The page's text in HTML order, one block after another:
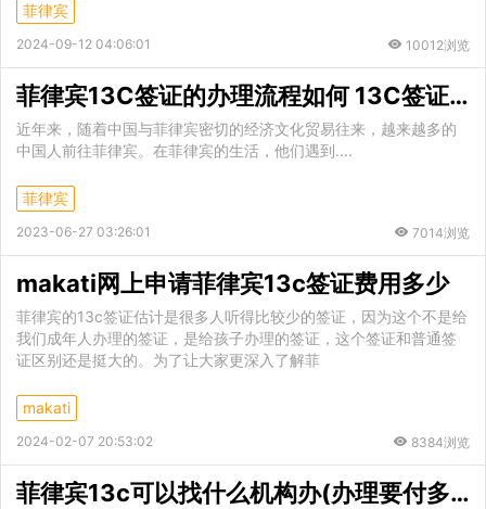
菲律宾
2024-09-12 04:06:01 10012浏览
菲律宾13C签证的办理流程如何 13C签证的有效期多久
近年来，随着中国与菲律宾密切的经济文化贸易往来，越来越多的
中国人前往菲律宾。在菲律宾的生活，他们遇到....
菲律宾
2023-06-27 03:26:01 7014浏览
makati网上申请菲律宾13c签证费用多少
菲律宾的13c签证估计是很多人听得比较少的签证，因为这个不是给
我们成年人办理的签证，是给孩子办理的签证，这个签证和普通签
证区别还是挺大的。为了让大家更深入了解菲
makati
2024-02-07 20:53:02 8384浏览
菲律宾13c可以找什么机构办(办理要付多少钱)